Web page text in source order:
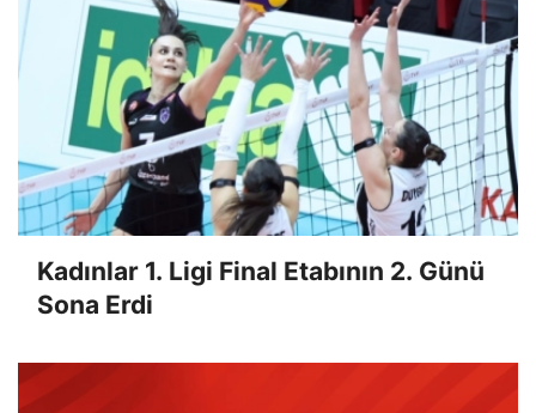
Kadınlar 1. Ligi Final Etabının 2. Günü
Sona Erdi